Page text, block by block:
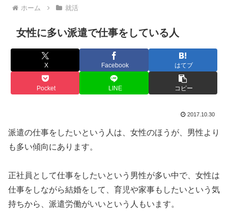
ホーム 就活
女性に多い派遣で仕事をしている人
X Facebook はてブ
Pocket LINE コピー
2017.10.30
派遣の仕事をしたいという人は、女性のほうが、男性より
も多い傾向にあります。
正社員として仕事をしたいという男性が多い中で、女性は
仕事をしながら結婚をして、育児や家事もしたいという気
持ちから、派遣労働がいいという人もいます。